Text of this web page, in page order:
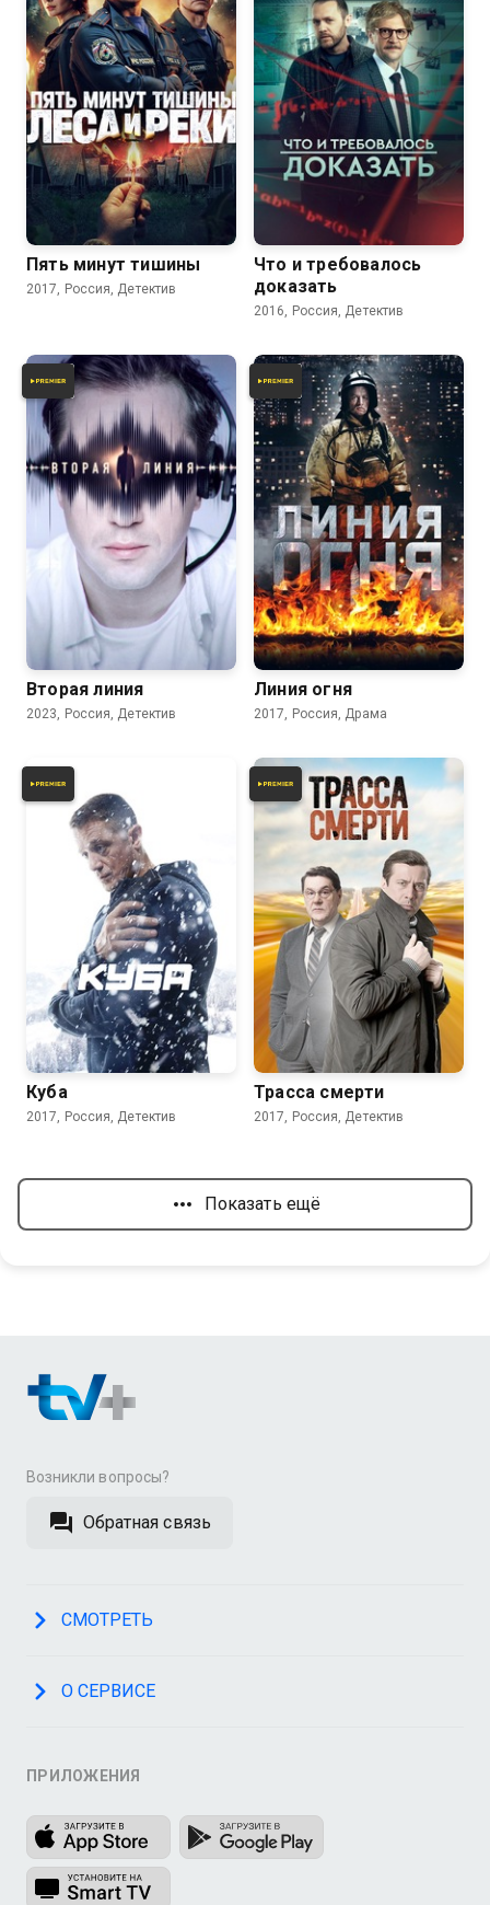
Пять минут тишины
2017, Россия, Детектив
6.8
Что и требовалось
доказать
2016, Россия, Детектив
6.0
Вторая линия
2023, Россия, Детектив
7.4
Линия огня
2017, Россия, Драма
8.0
Куба
2017, Россия, Детектив
7.3 6.0
Трасса смерти
2017, Россия, Детектив
Показать ещё
Возникли вопросы?
Обратная связь
СМОТРЕТЬ
О СЕРВИСЕ
ПРИЛОЖЕНИЯ